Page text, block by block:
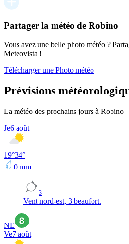
Partager la météo de Robino
Vous avez une belle photo météo ?
Meteovista !
Télécharger une Photo météo
Prévisions
La météo des prochains jours à Robino
Je6 août
19°34°
0 mm
3
Vent nord-est, 3 beaufort.
NE
Ve7 août